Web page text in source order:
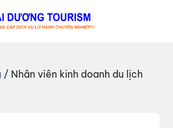
/ Nhân viên kinh doanh du lịch